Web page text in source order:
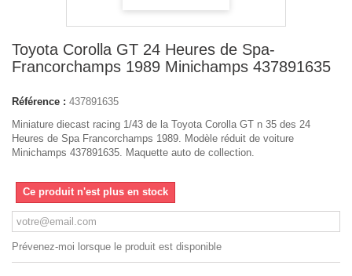
Toyota Corolla GT 24 Heures de Spa-
Francorchamps 1989 Minichamps 437891635
Référence : 437891635
Miniature diecast racing 1/43 de la Toyota Corolla GT n 35 des 24
Heures de Spa Francorchamps 1989. Modèle réduit de voiture
Minichamps 437891635. Maquette auto de collection.
Ce produit n'est plus en stock
Prévenez-moi lorsque le produit est disponible